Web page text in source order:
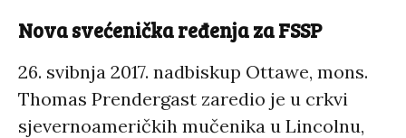
Nova svećenička ređenja za FSSP
26. svibnja 2017. nadbiskup Ottawe, mons.
Thomas Prendergast zaredio je u crkvi
sjevernoameričkih mučenika u Lincolnu,